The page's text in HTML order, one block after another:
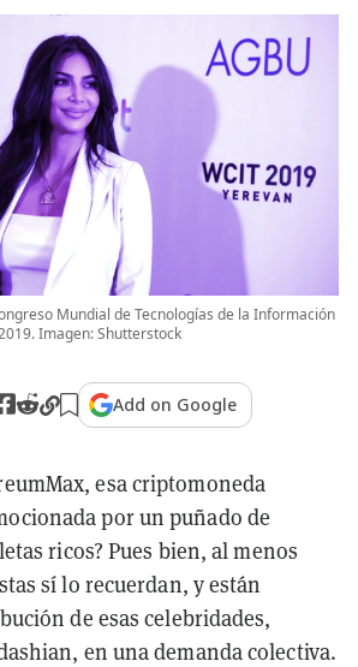
Mundial de Tecnologías de la Información
Imagen: Shutterstock
Add on Google
esa criptomoneda
por un puñado de
ricos? Pues bien, al menos
sí lo recuerdan, y están
de esas celebridades,
en una demanda colectiva.